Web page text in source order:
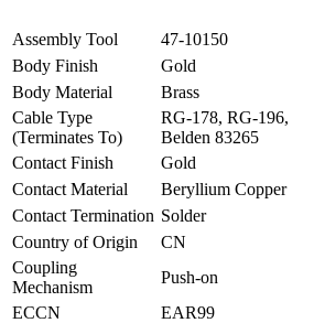
Assembly Tool
47-10150
Body Finish
Gold
Body Material
Brass
Cable Type
(Terminates To)
RG-178, RG-196,
Belden 83265
Contact Finish
Gold
Contact Material
Beryllium Copper
Contact Termination Solder
Country of Origin
CN
Coupling
Mechanism
Push-on
ECCN
EAR99